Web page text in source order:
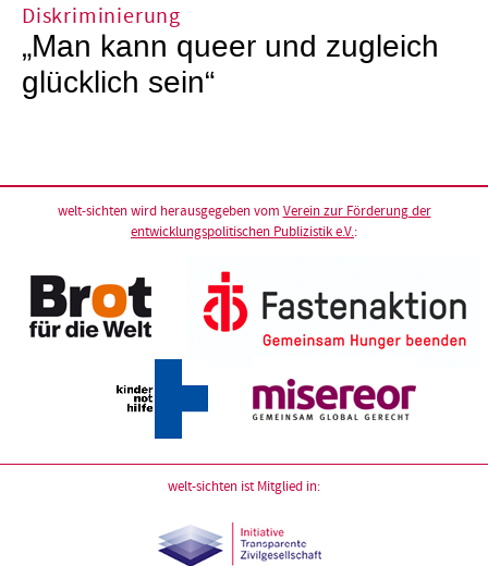
Diskriminierung
„Man kann queer und zugleich
glücklich sein“
welt-sichten wird herausgegeben vom Verein zur Förderung der
entwicklungspolitischen Publizistik e.V.:
welt-sichten ist Mitglied in: